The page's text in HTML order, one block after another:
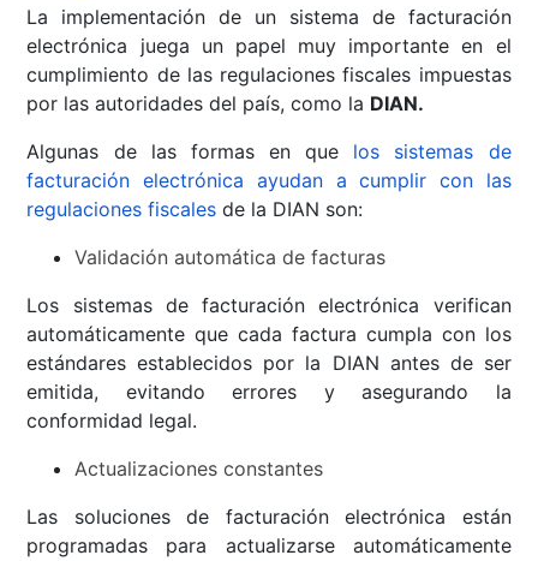
La implementación de un sistema de facturación
electrónica juega un papel muy importante en el
cumplimiento de las regulaciones fiscales impuestas
por las autoridades del país, como la DIAN.
Algunas de las formas en que los sistemas de
facturación electrónica ayudan a cumplir con las
regulaciones fiscales de la DIAN son:
Validación automática de facturas
Los sistemas de facturación electrónica verifican
automáticamente que cada factura cumpla con los
estándares establecidos por la DIAN antes de ser
emitida, evitando errores y asegurando la
conformidad legal.
Actualizaciones constantes
Las soluciones de facturación electrónica están
programadas para actualizarse automáticamente